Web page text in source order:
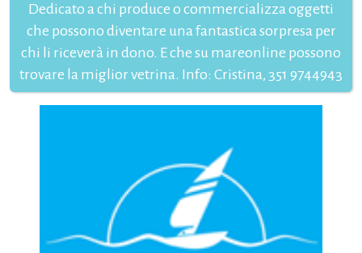
Dedicato a chi produce o commercializza oggetti
che possono diventare una fantastica sorpresa per
chi li riceverà in dono. E che su mareonline possono
trovare la miglior vetrina. Info: Cristina, 351 9744943